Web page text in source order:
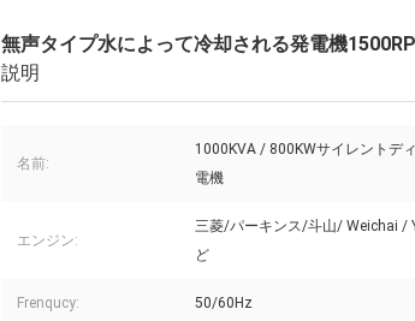
無声タイプ水によって冷却される発電機
説明
名前:
1000KVA / 800KWサイレントデ
電機
エンジン:
三菱/パーキンス/斗山/ Weichai /
ど
Frenqucy: 50/60Hz